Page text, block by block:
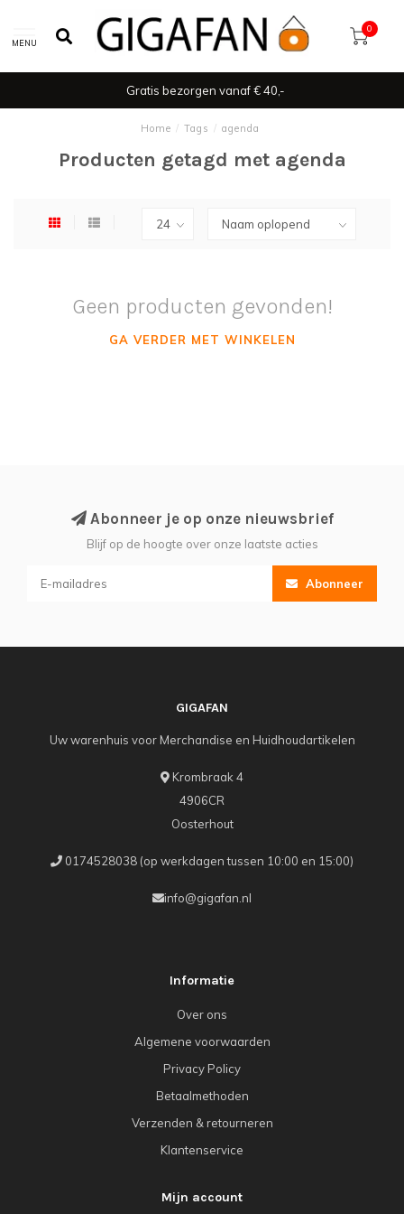
MENU
0
Gratis bezorgen vanaf € 40,-
Home / Tags / agenda
Producten getagd met agenda
Geen producten gevonden!
GA VERDER MET WINKELEN
Abonneer je op onze nieuwsbrief
Blijf op de hoogte over onze laatste acties
Abonneer
GIGAFAN
Uw warenhuis voor Merchandise en Huidhoudartikelen
Krombraak 4
4906CR
Oosterhout
0174528038 (op werkdagen tussen 10:00 en 15:00)
info@gigafan.nl
Informatie
Over ons
Algemene voorwaarden
Privacy Policy
Betaalmethoden
Verzenden & retourneren
Klantenservice
Mijn account